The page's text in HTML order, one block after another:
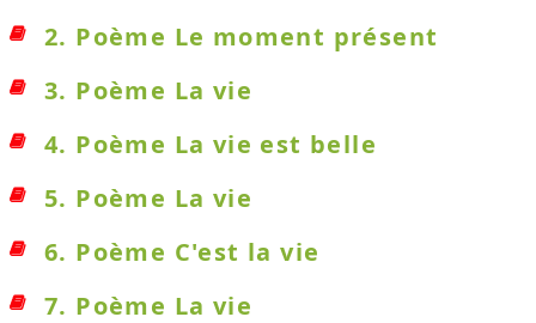
2. Poème Le moment présent
3. Poème La vie
4. Poème La vie est belle
5. Poème La vie
6. Poème C'est la vie
7. Poème La vie